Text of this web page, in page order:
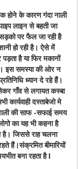
होने के कारण गंदा नाली
लाइन से बहती जा
पर फैल जा रही है
हो रही है। ऐसे में
है या फिर मकानों
इस समस्या की ओर न
ध्यान दे रहे हैं।
गाँव से लगायत कस्बा
कार्यवाही दस्ताबेजो मे
की साफ -सफाई समय
का यह भी कहना है
है। जिससे राह चलना
हैं।संक्रमित बीमारियों
बना रहता है l